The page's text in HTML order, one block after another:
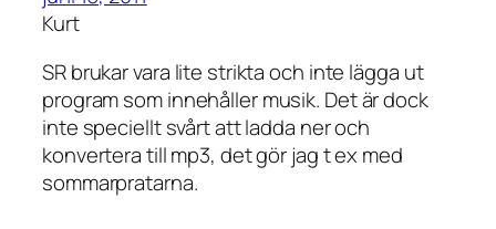
Kurt
SR brukar vara lite strikta och inte lägga ut
program som innehåller musik. Det är dock
inte speciellt svårt att ladda ner och
konvertera till mp3, det gör jag t ex med
sommarpratarna.